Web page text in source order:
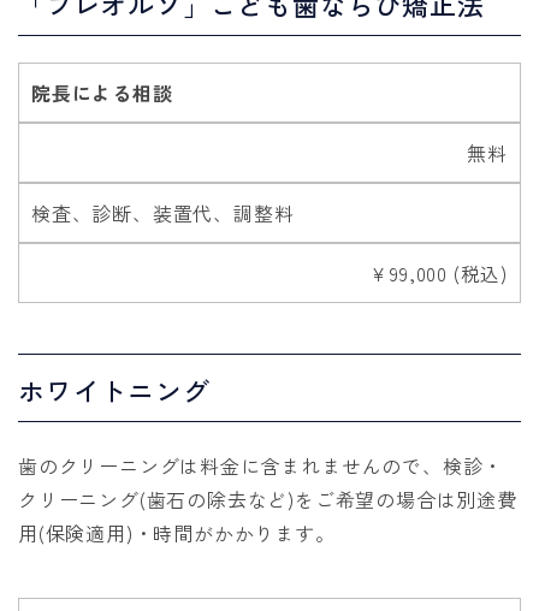
院長による相談
無料
検査、診断、装置代、調整料
￥99,000 (税込)
ホワイトニング
歯のクリーニングは料金に含まれませんので、検診・
クリーニング(歯石の除去など)をご希望の場合は別途費
用(保険適用)・時間がかかります。